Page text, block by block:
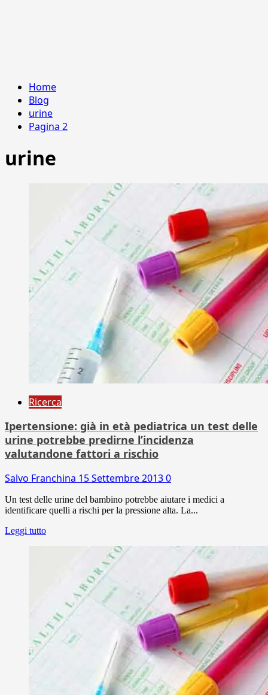
Home
Blog
urine
Pagina 2
urine
Ricerca
Ipertensione: già in età pediatrica un test delle
urine potrebbe predirne l’incidenza
valutandone fattori a rischio
Salvo Franchina 15 Settembre 20130
Un test delle urine del bambino potrebbe aiutare i medici a
identificare quelli a rischi per la pressione alta. La...
Leggi tutto